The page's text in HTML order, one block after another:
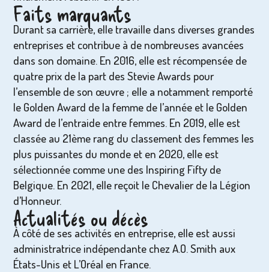
Faits marquants
Durant sa carrière, elle travaille dans diverses grandes
entreprises et contribue à de nombreuses avancées
dans son domaine. En 2016, elle est récompensée de
quatre prix de la part des Stevie Awards pour
l’ensemble de son œuvre ; elle a notamment remporté
le Golden Award de la femme de l’année et le Golden
Award de l’entraide entre femmes. En 2019, elle est
classée au 21ème rang du classement des femmes les
plus puissantes du monde et en 2020, elle est
sélectionnée comme une des Inspiring Fifty de
Belgique. En 2021, elle reçoit le Chevalier de la Légion
d’Honneur.
Actualités ou décès
À côté de ses activités en entreprise, elle est aussi
administratrice indépendante chez A.O. Smith aux
États-Unis et L’Oréal en France.